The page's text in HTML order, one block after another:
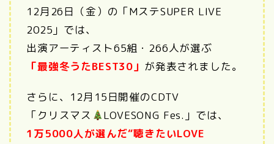
12月26日（金）の「MステSUPER LIVE
2025」では、
出演アーティスト65組・266人が選ぶ
「最強冬うたBEST30」 が発表されました。
さらに、12月15日開催のCDTV
「クリスマス
LOVESONG Fes.」では、
1万5000人が選んだ“聴きたいLOVE